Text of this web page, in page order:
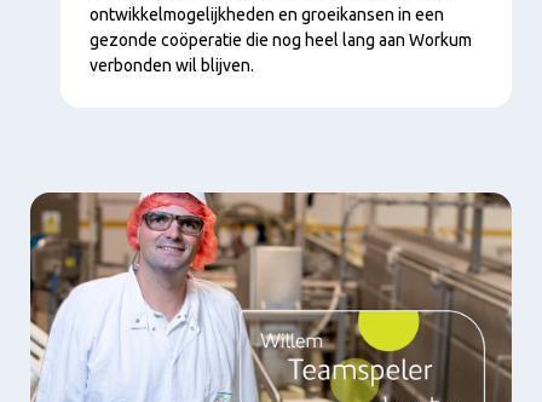
ontwikkelmogelijkheden en groeikansen in een
gezonde coöperatie die nog heel lang aan Workum
verbonden wil blijven.